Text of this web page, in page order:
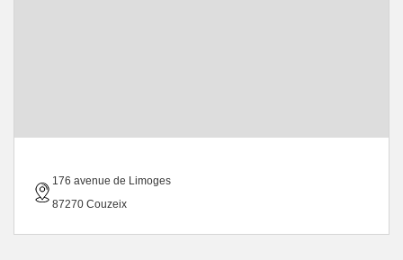
176 avenue de Limoges
87270 Couzeix